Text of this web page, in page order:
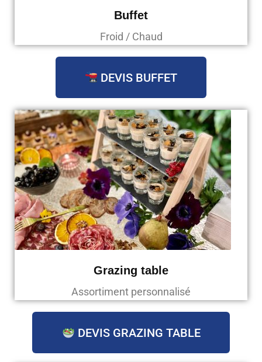
Buffet
Froid / Chaud
DEVIS BUFFET
Grazing table
Assortiment personnalisé
DEVIS GRAZING TABLE